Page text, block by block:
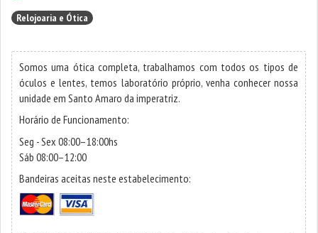
Relojoaria e Ótica
Somos uma ótica completa, trabalhamos com todos os tipos de
óculos e lentes, temos laboratório próprio, venha conhecer nossa
unidade em Santo Amaro da imperatriz.
Horário de Funcionamento:
Seg - Sex 08:00–18:00hs
Sáb 08:00–12:00
Bandeiras aceitas neste estabelecimento: